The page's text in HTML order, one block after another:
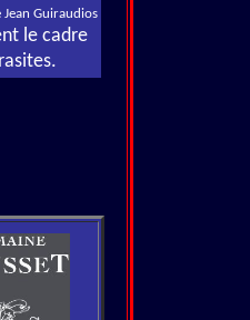
Guiraudios
le cadre